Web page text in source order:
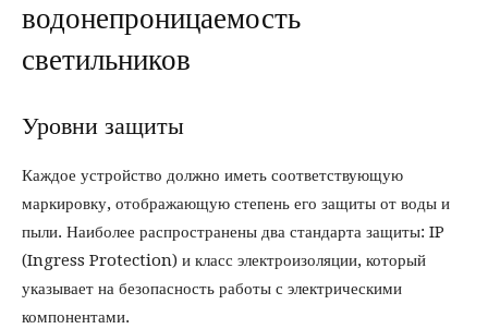
водонепроницаемость
светильников
Уровни защиты
Каждое устройство должно иметь соответствующую
маркировку, отображающую степень его защиты от воды и
пыли. Наиболее распространены два стандарта защиты: IP
(Ingress Protection) и класс электроизоляции, который
указывает на безопасность работы с электрическими
компонентами.